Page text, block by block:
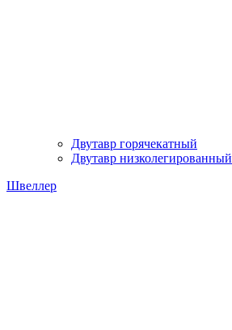
Двутавр горячекатный
Двутавр низколегированный
Швеллер